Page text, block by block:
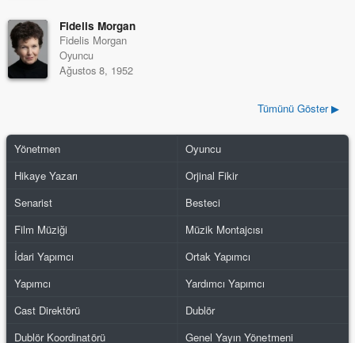
Fidelis Morgan
Fidelis Morgan
Oyuncu
Ağustos 8, 1952
Tümünü Göster ▶
Yönetmen
Oyuncu
Hikaye Yazarı
Orjinal Fikir
Senarist
Besteci
Film Müziği
Müzik Montajcısı
İdari Yapımcı
Ortak Yapımcı
Yapımcı
Yardımcı Yapımcı
Cast Direktörü
Dublör
Dublör Koordinatörü
Genel Yayın Yönetmeni